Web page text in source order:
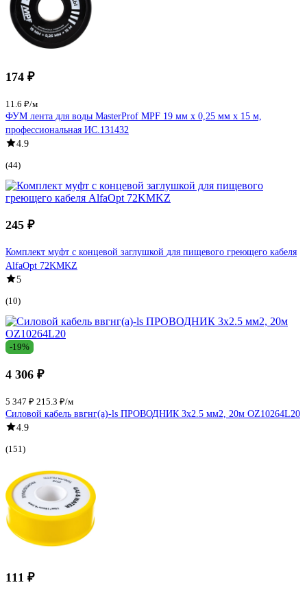
174 ₽
11.6 ₽/м
ФУМ лента для воды MasterProf MPF 19 мм x 0,25 мм x 15 м,
профессиональная ИС.131432
4.9
(44)
245 ₽
Комплект муфт с концевой заглушкой для пищевого греющего кабеля
AlfaOpt 72KMKZ
5
(10)
-19%
4 306 ₽
5 347 ₽ 215.3 ₽/м
Силовой кабель ввгнг(a)-ls ПРОВОДНИК 3x2.5 мм2, 20м OZ10264L20
4.9
(151)
111 ₽